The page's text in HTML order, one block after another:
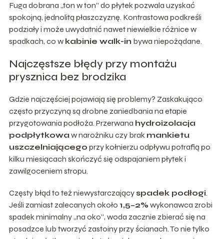
Fuga dobrana „ton w ton” do płytek pozwala uzyskać
spokojną, jednolitą płaszczyznę. Kontrastowa podkreśli
podziały i może uwydatnić nawet niewielkie różnice w
spadkach, co w kabinie walk-in bywa niepożądane.
Najczęstsze błędy przy montażu
prysznica bez brodzika
Gdzie najczęściej pojawiają się problemy? Zaskakująco
często przyczyną są drobne zaniedbania na etapie
przygotowania podłoża. Przerwana hydroizolacja
podpłytkowa w narożniku czy brak mankietu
uszczelniającego przy kołnierzu odpływu potrafią po
kilku miesiącach skończyć się odspajaniem płytek i
zawilgoceniem stropu.
Częsty błąd to też niewystarczającyspadek podłogi.
Jeśli zamiast zalecanych około 1,5–2% wykonawca zrobi
spadek minimalny „na oko”, woda zacznie zbierać się na
posadzce lub tworzyć zastoiny przy ścianach. To nie tylko